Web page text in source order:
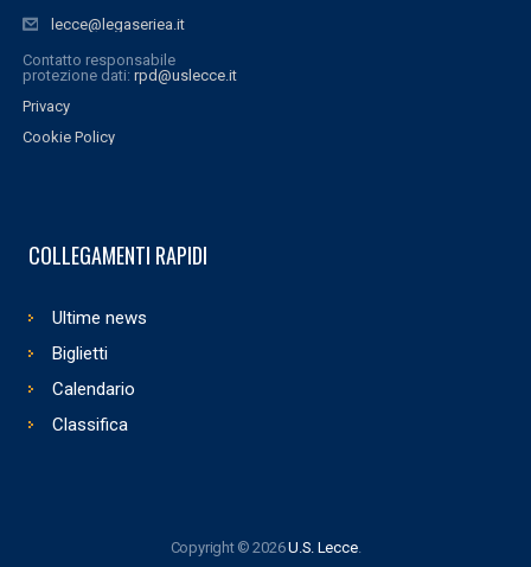
lecce@legaseriea.it
Contatto responsabile
protezione dati: rpd@uslecce.it
Privacy
Cookie Policy
COLLEGAMENTI RAPIDI
Ultime news
Biglietti
Calendario
Classifica
Copyright © 2026U.S. Lecce.